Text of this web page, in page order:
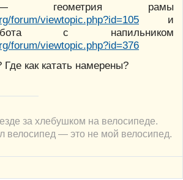
геометрия рамы
forum/viewtopic.php?id=105 и
с напильником
forum/viewtopic.php?id=376
Где как катать намерены?
за хлебушком на велосипеде.
велосипед — это не мой велосипед.